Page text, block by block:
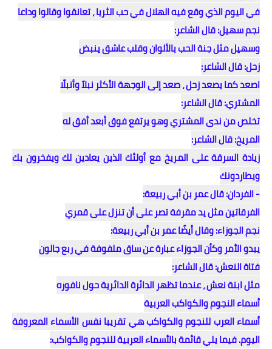
في اليوم الذي وقع فيه الهلال في حب الثريا ، تعانقوا وقالوا وداعا
نجم سهيل: قال الشاعر:
وسهيل مثل جنة الحب بالألوان وقلب عاشق ينبض
زحل: قال الشاعر:
اصعد كما يصعد زحل ، صعد إلى الوجهة الأكثر نبلاً وأنبلًا
المشتري: قال الشاعر:
تخلص من ندى المشتري وهو يرتفع فوق أبعد أفق له
المريخ: قال الشاعر:
زيادة السرقة على المريخ مع أولئك الذين يعادين لك ويفخرون بك
ويطاردونك
- الفردان: قال عمر بن أبي ربيعة:
الفرقاتين مثل يد مقرفة تصر على أن تنزل على قمري
نجم الجوزاء: وقال أيضًا عمر بن أبي ربيعة:
يبدو الأمر وكأن الجوزاء عبارة عن ساق ملفوفة في ربع جالون
فتاة النعش: قال الشاعر:
مثل ابنة نعش ، عندما تظهر الدائرة الدائرية حول نافوره
أسماء النجوم والكواكب العربية
أسماء العرب للنجوم والكواكب هي تقريبا نفس الأسماء المعروفة
اليوم. فيما يلي قائمة بالأسماء العربية للنجوم والكواكب: